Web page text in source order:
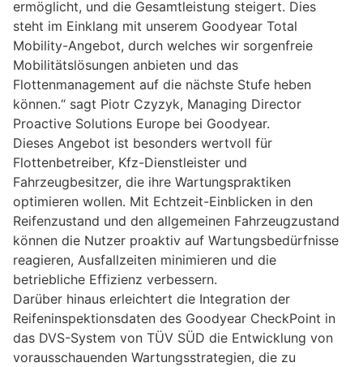
ermöglicht, und die Gesamtleistung steigert. Dies
steht im Einklang mit unserem Goodyear Total
Mobility-Angebot, durch welches wir sorgenfreie
Mobilitätslösungen anbieten und das
Flottenmanagement auf die nächste Stufe heben
können.“ sagt Piotr Czyzyk, Managing Director
Proactive Solutions Europe bei Goodyear.
Dieses Angebot ist besonders wertvoll für
Flottenbetreiber, Kfz-Dienstleister und
Fahrzeugbesitzer, die ihre Wartungspraktiken
optimieren wollen. Mit Echtzeit-Einblicken in den
Reifenzustand und den allgemeinen Fahrzeugzustand
können die Nutzer proaktiv auf Wartungsbedürfnisse
reagieren, Ausfallzeiten minimieren und die
betriebliche Effizienz verbessern.
Darüber hinaus erleichtert die Integration der
Reifeninspektionsdaten des Goodyear CheckPoint in
das DVS-System von TÜV SÜD die Entwicklung von
vorausschauenden Wartungsstrategien, die zu